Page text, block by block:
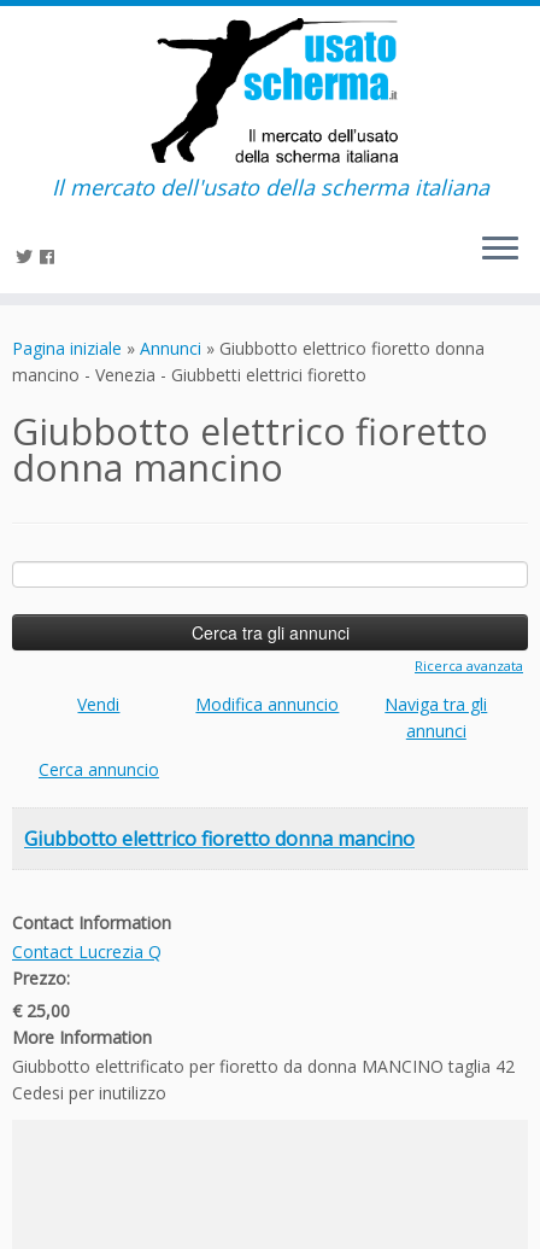
contenuto
Il mercato dell'usato della scherma italiana
Pagina iniziale » Annunci » Giubbotto elettrico fioretto donna
mancino - Venezia - Giubbetti elettrici fioretto
Giubbotto elettrico fioretto
donna mancino
Ricerca
Ricerca avanzata
Vendi Modifica annuncio
Naviga tra gli
annunci
Cerca annuncio
Giubbotto elettrico fioretto donna mancino
Contact Information
Contact Lucrezia Q
Prezzo:
€ 25,00
More Information
Giubbotto elettrificato per fioretto da donna MANCINO taglia 42
Cedesi per inutilizzo